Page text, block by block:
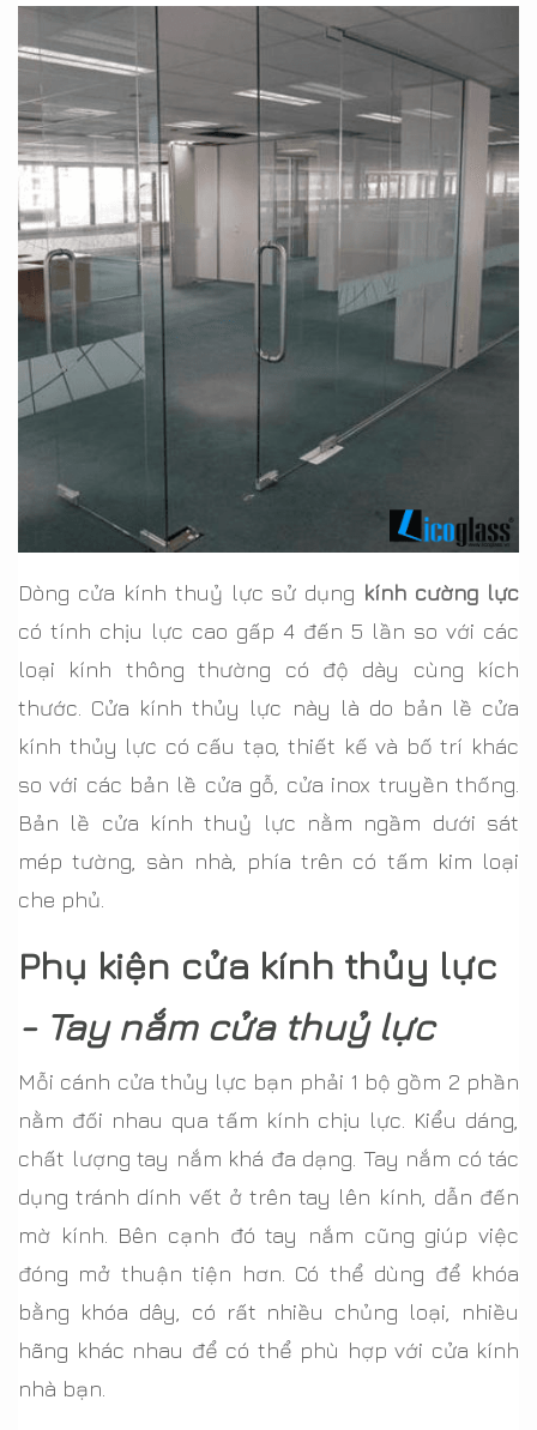
Dòng cửa kính thuỷ lực sử dụng kính cường lực
có tính chịu lực cao gấp 4 đến 5 lần so với các
loại kính thông thường có độ dày cùng kích
thước. Cửa kính thủy lực này là do bản lề cửa
kính thủy lực có cấu tạo, thiết kế và bố trí khác
so với các bản lề cửa gỗ, cửa inox truyền thống.
Bản lề cửa kính thuỷ lực nằm ngầm dưới sát
mép tường, sàn nhà, phía trên có tấm kim loại
che phủ.
Phụ kiện cửa kính thủy lực
- Tay nắm cửa thuỷ lực
Mỗi cánh cửa thủy lực bạn phải 1 bộ gồm 2 phần
nằm đối nhau qua tấm kính chịu lực. Kiểu dáng,
chất lượng tay nắm khá đa dạng. Tay nắm có tác
dụng tránh dính vết ở trên tay lên kính, dẫn đến
mờ kính. Bên cạnh đó tay nắm cũng giúp việc
đóng mở thuận tiện hơn. Có thể dùng để khóa
bằng khóa dây, có rất nhiều chủng loại, nhiều
hãng khác nhau để có thể phù hợp với cửa kính
nhà bạn.